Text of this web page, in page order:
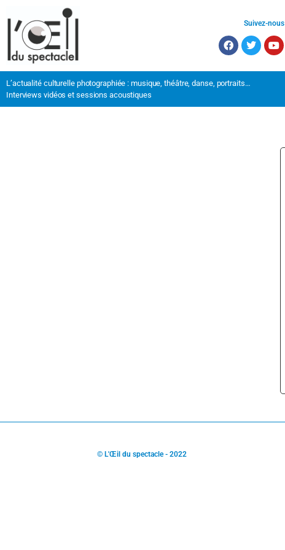
Suivez-nous
L’actualité culturelle photographiée : musique, théâtre, danse, portraits…
Interviews vidéos et sessions acoustiques
© L'Œil du spectacle - 2022